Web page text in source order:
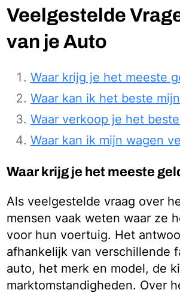
Veelgestelde
van je Auto
Waar krijg je het meeste
Waar kan ik het beste
Waar verkoop je het
Waar kan ik mijn wagen
Waar krijg je het meeste
Als veelgestelde vraag over
mensen vaak weten waar ze
voor hun voertuig. Het
afhankelijk van verschillende
auto, het merk en model, de
marktomstandigheden. Over